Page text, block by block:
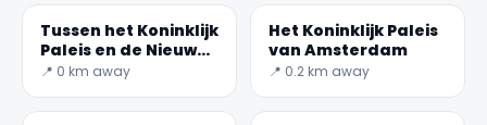
Tussen het Koninklijk
Paleis en de Nieuwe
Kerk
📍 0 km away
Het Koninklijk Paleis
van Amsterdam
📍 0.2 km away